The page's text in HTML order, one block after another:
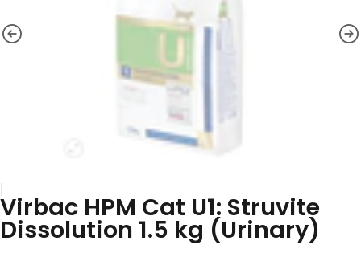
Virbac HPM Cat U1: Struvite
Dissolution 1.5 kg (Urinary)